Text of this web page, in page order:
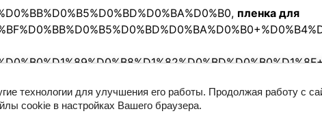
, пленка для
технологии для улучшения его работы. Продолжая работу с
cookie в настройках Вашего браузера.